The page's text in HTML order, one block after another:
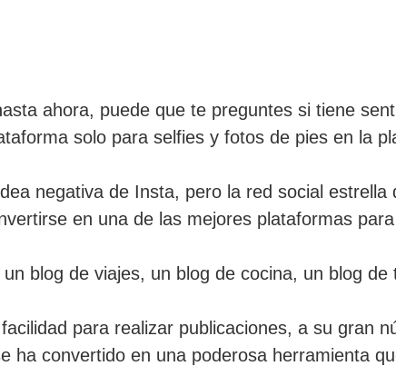
ahora, puede que te preguntes si tiene
solo para selfies y fotos de pies en la
negativa de Insta, pero la red social
en una de las mejores plataformas
blog de viajes, un blog de cocina, un blog de
para realizar publicaciones, a su gran
ha convertido en una poderosa herramienta